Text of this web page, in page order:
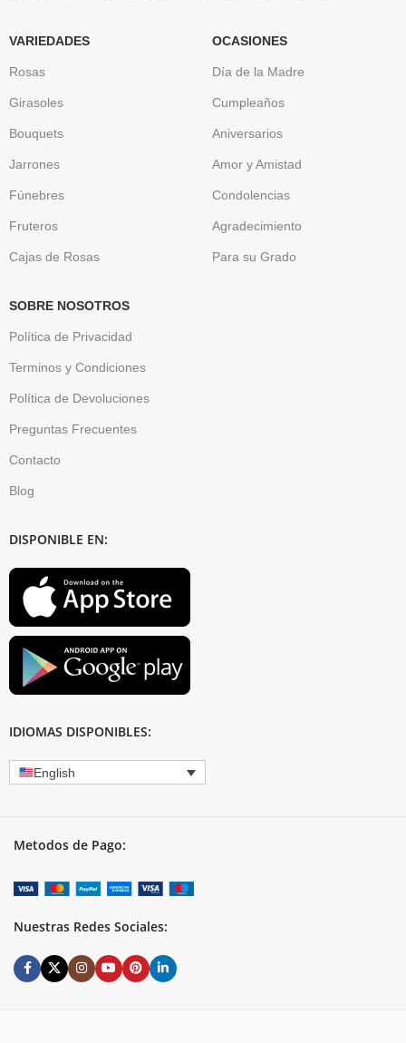
VARIEDADES
Rosas
Girasoles
Bouquets
Jarrones
Fúnebres
Fruteros
Cajas de Rosas
OCASIONES
Día de la Madre
Cumpleaños
Aniversarios
Amor y Amistad
Condolencias
Agradecimiento
Para su Grado
SOBRE NOSOTROS
Política de Privacidad
Terminos y Condiciones
Política de Devoluciones
Preguntas Frecuentes
Contacto
Blog
DISPONIBLE EN:
IDIOMAS DISPONIBLES:
English
Metodos de Pago:
Nuestras Redes Sociales: